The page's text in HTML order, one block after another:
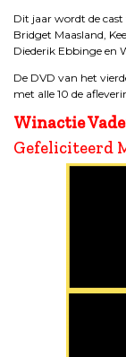
Dit jaar wordt de cast
Bridget Maasland,
Diederik Ebbinge en
De DVD van het
met alle 10 de
Winactie
Gefeliciteerd